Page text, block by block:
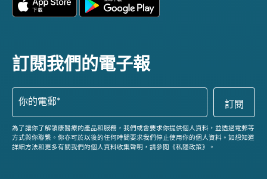
訂閱我們的電子報
為了讓你了解領康醫療的產品和服務，我們或會要求你提供個人資料，並透過電郵等
方式與你聯繫。你亦可於以後的任何時間要求我們停止使用你的個人資料。如想知道
詳細方法和更多有關我們的個人資料收集聲明，請參閱《私隱政策》。